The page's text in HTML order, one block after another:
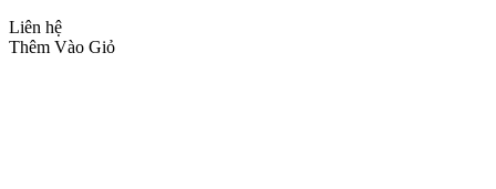
Liên hệ
Thêm Vào Giỏ